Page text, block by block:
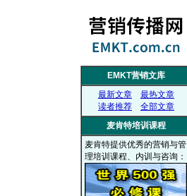
EMKT营销文库
最新文章
最热文章
读者推荐
全部文章
麦肯特培训课程
麦肯特提供优秀的营销与管
理培训课程、内训与咨询：